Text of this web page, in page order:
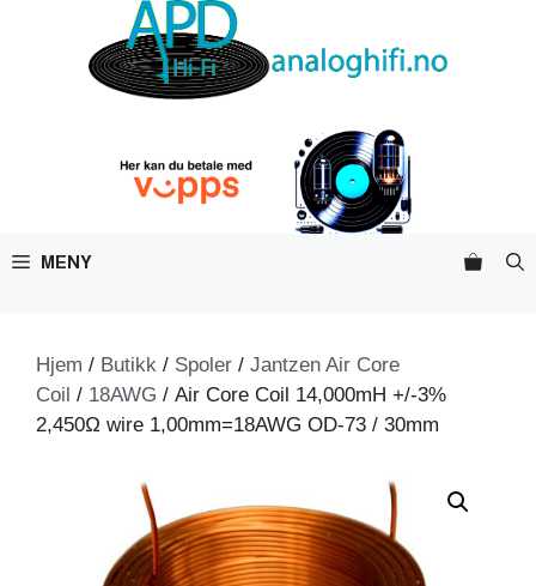
MENY
Hjem / Butikk / Spoler / Jantzen Air Core
Coil / 18AWG / Air Core Coil 14,000mH +/-3%
2,450Ω wire 1,00mm=18AWG OD-73 / 30mm